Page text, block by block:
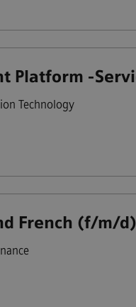
Platform -
Technology
French (f/m/d)